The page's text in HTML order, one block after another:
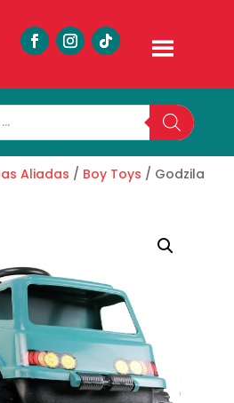
Aliadas / Boy Toys / Godzila